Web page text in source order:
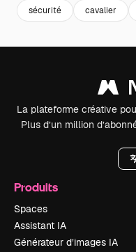
sécurité cavalier
La plateforme créative
Plus d’un million
Produits
Spaces
Assistant IA
Générateur d’images IA